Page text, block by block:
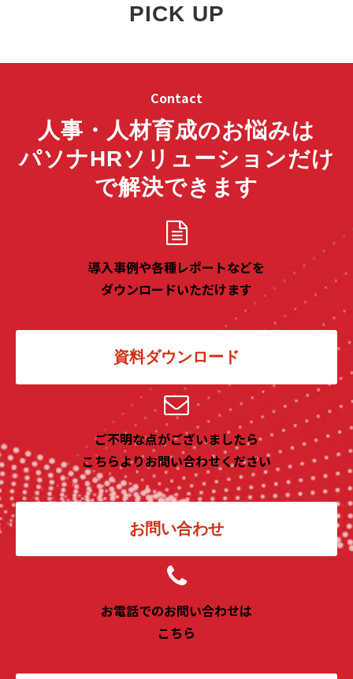
PICK UP
Contact
人事・人材育成のお悩みは
パソナHRソリューションだけ
で解決できます
導入事例や各種レポートなどを
ダウンロードいただけます
資料ダウンロード
ご不明な点がございましたら
こちらよりお問い合わせください
お問い合わせ
お電話でのお問い合わせは
こちら